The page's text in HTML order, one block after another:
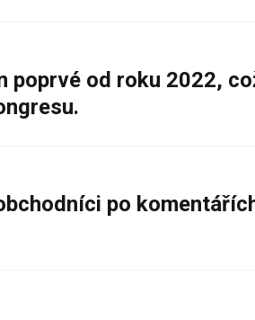
poprvé od roku 2022,
po